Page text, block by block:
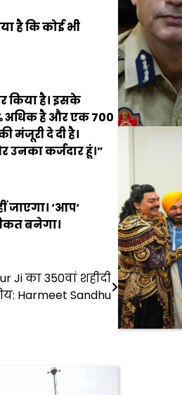
है कि कोई भी
किया है। इसके
अधिक है और एक₹700
मंजूरी दे दी है।
उनका कर्जदार हूं।”
जाएगा।‘आप‘
बनेगा।
Ji का 350वां शहीदी
Harmeet Sandhu